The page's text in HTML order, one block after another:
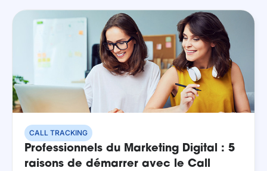
CALL TRACKING
Professionnels du Marketing Digital : 5
raisons de démarrer avec le Call